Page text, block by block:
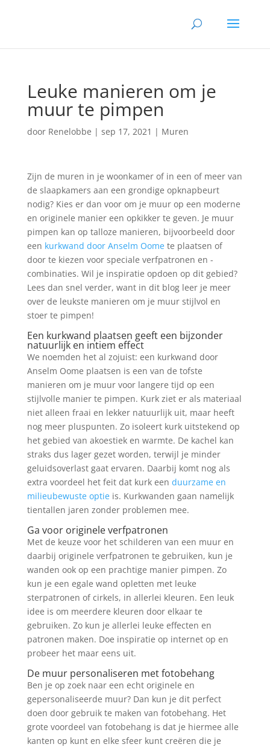
Leuke manieren om je
muur te pimpen
door Renelobbe | sep 17, 2021 | Muren
Zijn de muren in je woonkamer of in een of meer van
de slaapkamers aan een grondige opknapbeurt
nodig? Kies er dan voor om je muur op een moderne
en originele manier een opkikker te geven. Je muur
pimpen kan op talloze manieren, bijvoorbeeld door
een kurkwand door Anselm Oomete plaatsen of
door te kiezen voor speciale verfpatronen en -
combinaties. Wil je inspiratie opdoen op dit gebied?
Lees dan snel verder, want in dit blog leer je meer
over de leukste manieren om je muur stijlvol en
stoer te pimpen!
Een kurkwand plaatsen geeft een bijzonder
natuurlijk en intiem effect
We noemden het al zojuist: een kurkwand door
Anselm Oome plaatsen is een van de tofste
manieren om je muur voor langere tijd op een
stijlvolle manier te pimpen. Kurk ziet er als materiaal
niet alleen fraai en lekker natuurlijk uit, maar heeft
nog meer pluspunten. Zo isoleert kurk uitstekend op
het gebied van akoestiek en warmte. De kachel kan
straks dus lager gezet worden, terwijl je minder
geluidsoverlast gaat ervaren. Daarbij komt nog als
extra voordeel het feit dat kurk een duurzame en
milieubewuste optieis. Kurkwanden gaan namelijk
tientallen jaren zonder problemen mee.
Ga voor originele verfpatronen
Met de keuze voor het schilderen van een muur en
daarbij originele verfpatronen te gebruiken, kun je
wanden ook op een prachtige manier pimpen. Zo
kun je een egale wand opletten met leuke
sterpatronen of cirkels, in allerlei kleuren. Een leuk
idee is om meerdere kleuren door elkaar te
gebruiken. Zo kun je allerlei leuke effecten en
patronen maken. Doe inspiratie op internet op en
probeer het maar eens uit.
De muur personaliseren met fotobehang
Ben je op zoek naar een echt originele en
gepersonaliseerde muur? Dan kun je dit perfect
doen door gebruik te maken van fotobehang. Het
grote voordeel van fotobehang is dat je hiermee alle
kanten op kunt en elke sfeer kunt creëren die je